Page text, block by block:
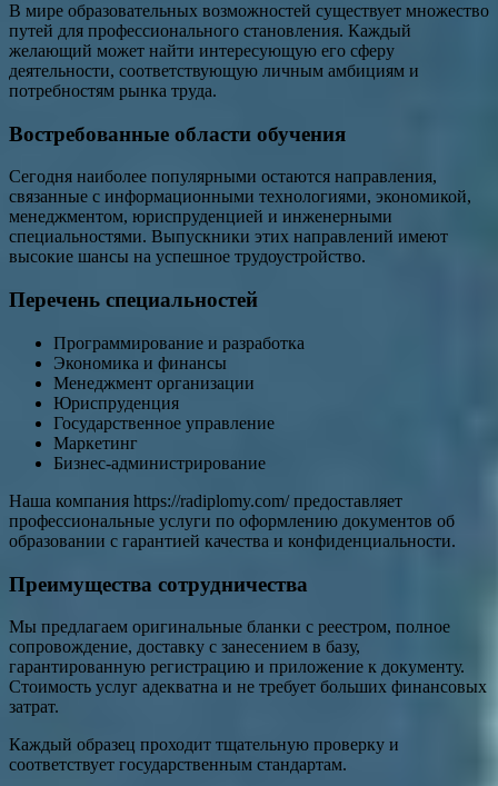
В мире образовательных возможностей существует множество
путей для профессионального становления. Каждый
желающий может найти интересующую его сферу
деятельности, соответствующую личным амбициям и
потребностям рынка труда.
Востребованные области обучения
Сегодня наиболее популярными остаются направления,
связанные с информационными технологиями, экономикой,
менеджментом, юриспруденцией и инженерными
специальностями. Выпускники этих направлений имеют
высокие шансы на успешное трудоустройство.
Перечень специальностей
Программирование и разработка
Экономика и финансы
Менеджмент организации
Юриспруденция
Государственное управление
Маркетинг
Бизнес-администрирование
Наша компания https://radiplomy.com/ предоставляет
профессиональные услуги по оформлению документов об
образовании с гарантией качества и конфиденциальности.
Преимущества сотрудничества
Мы предлагаем оригинальные бланки с реестром, полное
сопровождение, доставку с занесением в базу,
гарантированную регистрацию и приложение к документу.
Стоимость услуг адекватна и не требует больших финансовых
затрат.
Каждый образец проходит тщательную проверку и
соответствует государственным стандартам.